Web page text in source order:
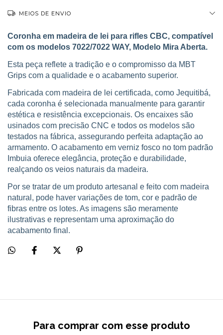
MEIOS DE ENVIO
Coronha em madeira de lei para rifles CBC, compatível
com os modelos 7022/7022 WAY, Modelo Mira Aberta.
Esta peça reflete a tradição e o compromisso da MBT
Grips com a qualidade e o acabamento superior.
Fabricada com madeira de lei certificada, como Jequitibá,
cada coronha é selecionada manualmente para garantir
estética e resistência excepcionais. Os encaixes são
usinados com precisão CNC e todos os modelos são
testados na fábrica, assegurando perfeita adaptação ao
armamento. O acabamento em verniz fosco no tom padrão
Imbuia oferece elegância, proteção e durabilidade,
realçando os veios naturais da madeira.
Por se tratar de um produto artesanal e feito com madeira
natural, pode haver variações de tom, cor e padrão de
fibras entre os lotes. As imagens são meramente
ilustrativas e representam uma aproximação do
acabamento final.
Para comprar com esse produto